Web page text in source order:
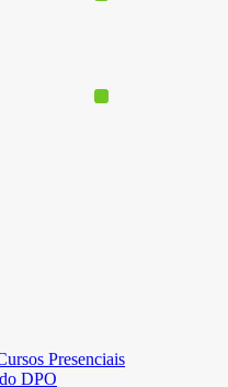
Presenciais
DPO